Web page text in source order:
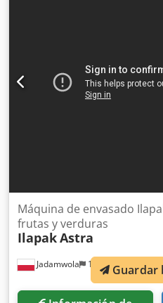
Jadamwola 12.791 km
Máquina de envasado
frutas y verduras
IlapakAstra
Guardar